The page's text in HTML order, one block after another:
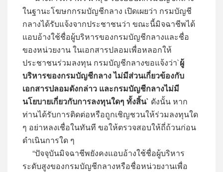
ในฐานะโฆษกกรมบัญชีกลาง เปิดเผยว่า กรมบัญชี
กลางได้รับแจ้งจากประชาชนว่า ขณะนี้มิจฉาชีพได้
แอบอ้างใช้ชื่อผู้บริหารของกรมบัญชีกลางและชื่อ
ของหน่วยงาน ในเอกสารปลอมเพื่อหลอกให้
ประชาชนร่วมลงทุน กรมบัญชีกลางขอแจ้งว่า`ผู้
บริหารของกรมบัญชีกลาง ไม่มีส่วนเกี่ยวข้องกับ
เอกสารปลอมดังกล่าว และกรมบัญชีกลางไม่มี
นโยบายเกี่ยวกับการลงทุนใดๆ ทั้งสิ้น` ดังนั้น หาก
ท่านได้รับการติดต่อหรือถูกเชิญชวนให้ร่วมลงทุนใด
ๆ อย่าหลงเชื่อในทันที ขอให้ตรวจสอบให้ถี่ถ้วนก่อน
ดำเนินการใด ๆ
“ปัจจุบันมิจฉาชีพยังคงแอบอ้างใช้ชื่อผู้บริหาร
ระดับสูงของกรมบัญชีกลางหรือชื่อหน่วยงานเพื่อ